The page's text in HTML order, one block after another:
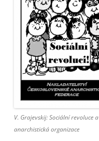
V. Grajevskij: Sociální revoluce a
anarchistická organizace